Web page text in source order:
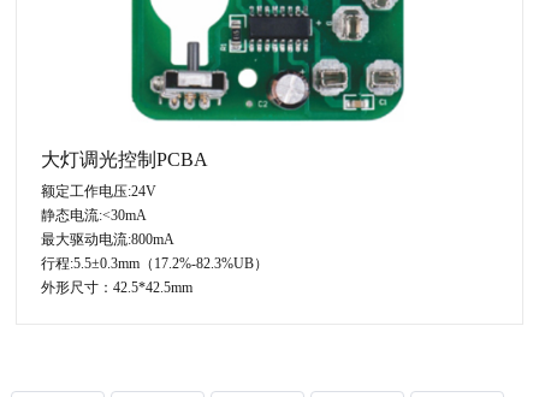
大灯调光控制PCBA
额定工作电压:24V
静态电流:<30mA
最大驱动电流:800mA
行程:5.5±0.3mm（17.2%-82.3%UB）
外形尺寸：42.5*42.5mm